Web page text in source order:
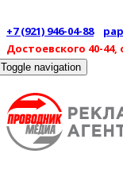
+7 (921) 946-04-88
Достоевского 40-
Toggle navigation